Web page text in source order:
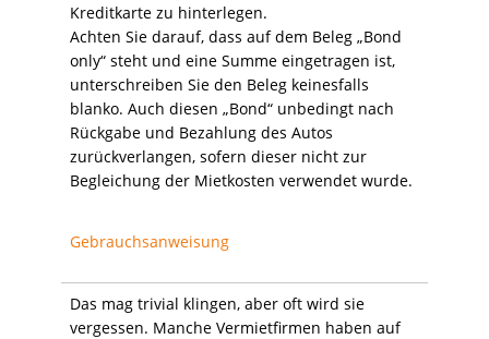
Kreditkarte zu hinterlegen.
Achten Sie darauf, dass auf dem Beleg „Bond
only“ steht und eine Summe eingetragen ist,
unterschreiben Sie den Beleg keinesfalls
blanko. Auch diesen „Bond“ unbedingt nach
Rückgabe und Bezahlung des Autos
zurückverlangen, sofern dieser nicht zur
Begleichung der Mietkosten verwendet wurde.
Gebrauchsanweisung
Das mag trivial klingen, aber oft wird sie
vergessen. Manche Vermietfirmen haben auf